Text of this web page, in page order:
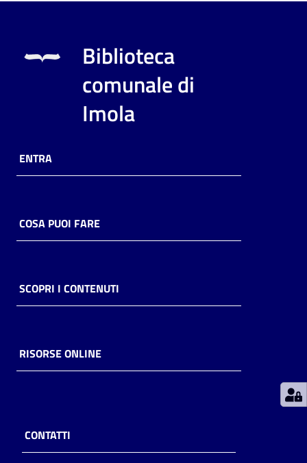
Archivio
Decentrate
lettura
Biblioteca
comunale di
Imola
ENTRA
COSA PUOI FARE
SCOPRI I CONTENUTI
RISORSE ONLINE
CONTATTI